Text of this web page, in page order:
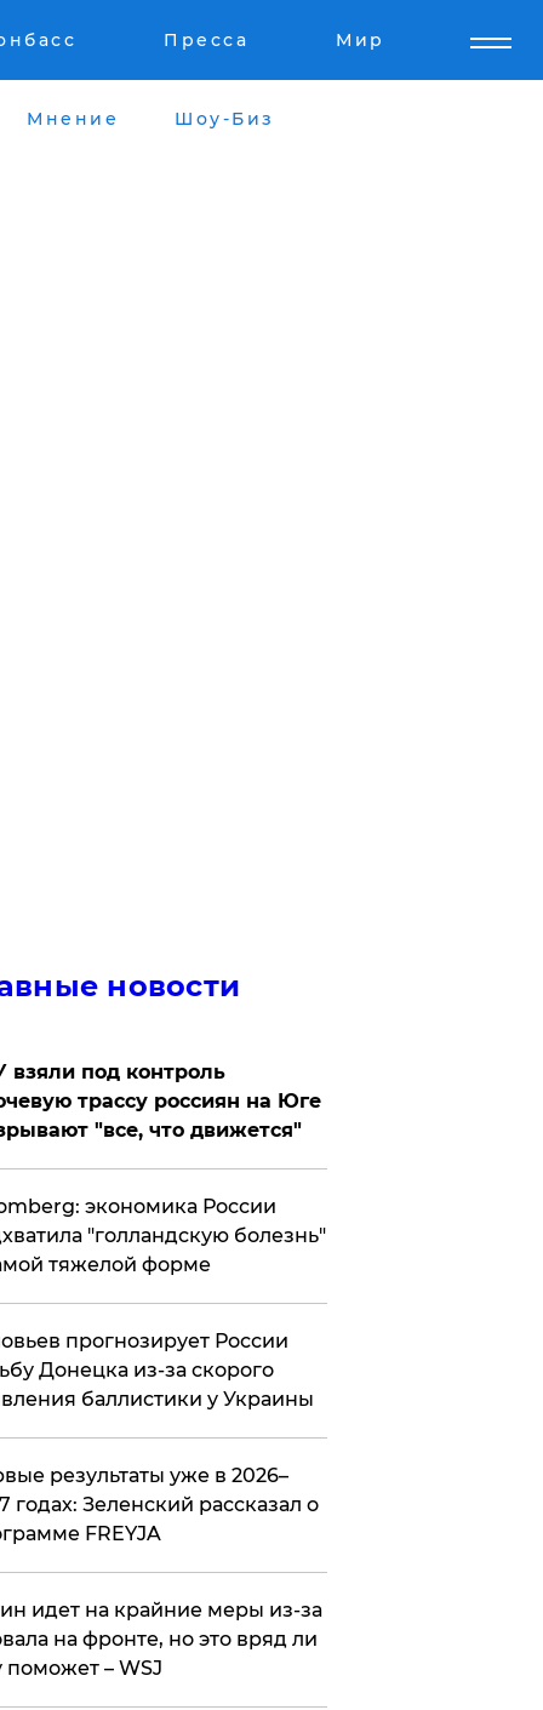
Пресса Мир
Мнение Шоу-Биз
новости
взяли под контроль
трассу россиян на Юге
"все, что движется"
экономика России
"голландскую болезнь"
тяжелой форме
прогнозирует России
Донецка из-за скорого
баллистики у Украины
результаты уже в 2026–
годах: Зеленский рассказал о
FREYJA
идет на крайние меры из-за
на фронте, но это вряд ли
поможет – WSJ